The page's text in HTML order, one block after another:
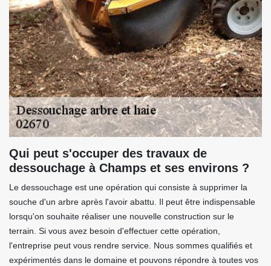
Qui peut s'occuper des travaux de
dessouchage à Champs et ses environs ?
Le dessouchage est une opération qui consiste à supprimer la
souche d'un arbre après l'avoir abattu. Il peut être indispensable
lorsqu'on souhaite réaliser une nouvelle construction sur le
terrain. Si vous avez besoin d'effectuer cette opération,
l'entreprise peut vous rendre service. Nous sommes qualifiés et
expérimentés dans le domaine et pouvons répondre à toutes vos